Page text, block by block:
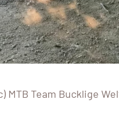
MTB Team Bucklige